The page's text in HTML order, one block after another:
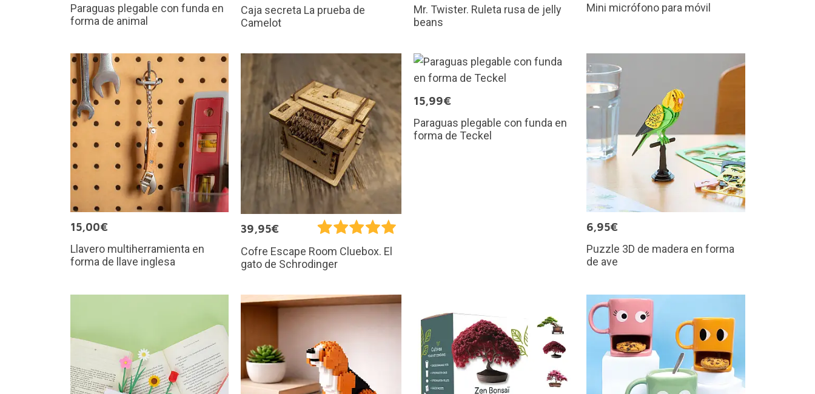
Paraguas plegable con funda en
forma de animal
Caja secreta La prueba de
Camelot
Mr. Twister. Ruleta rusa de jelly
beans
Mini micrófono para móvil
15,00€
Llavero multiherramienta en
forma de llave inglesa
39,95€
Cofre Escape Room Cluebox. El
gato de Schrodinger
15,99€
Paraguas plegable con funda en
forma de Teckel
6,95€
Puzzle 3D de madera en forma
de ave